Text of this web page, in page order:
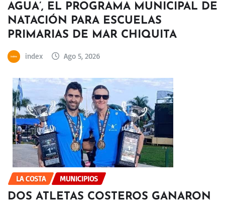
AGUA’, EL PROGRAMA MUNICIPAL DE
NATACIÓN PARA ESCUELAS
PRIMARIAS DE MAR CHIQUITA
index Ago 5, 2026
LA COSTA MUNICIPIOS
DOS ATLETAS COSTEROS GANARON